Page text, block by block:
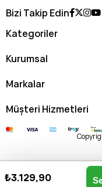
Bizi Takip Edin
Kategoriler
Kurumsal
Markalar
Müşteri Hizmetleri
Kadın Postacı Çantası
₺3.129,90
Anasayfa